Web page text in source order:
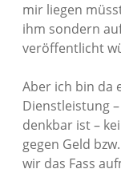
mir liegen
ihm sondern
veröffentlicht
Aber ich bin da
Dienstleistung
denkbar ist –
gegen Geld
wir das Fass